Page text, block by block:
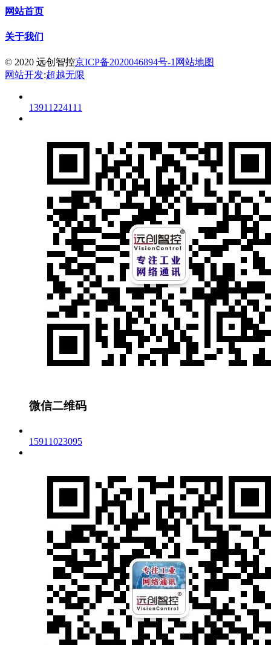
网站首页
关于我们
© 2020 远创智控京ICP备2020046894号-1 网站地图
网站开发:超越无限
13911224111
微信二维码
15911023095